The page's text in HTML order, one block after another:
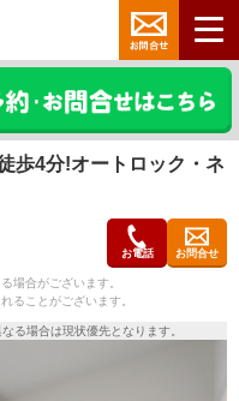
歩4分!オートロック・ネ
お電話 お問合せ
場合がございます。
ることがございます。
場合は現状優先となります。